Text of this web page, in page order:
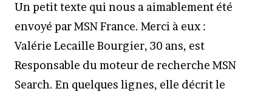
Un petit texte qui nous a aimablement été
envoyé par MSN France. Merci à eux :
Valérie Lecaille Bourgier, 30 ans, est
Responsable du moteur de recherche MSN
Search. En quelques lignes, elle décrit le